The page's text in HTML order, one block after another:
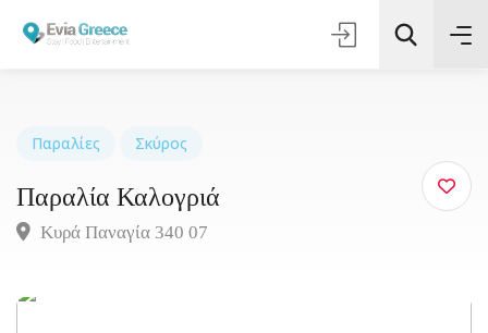
Τοποθεσία
Παραλίες Σκύρος
Παραλία Καλογριά
Κυρά Παναγία 340 07